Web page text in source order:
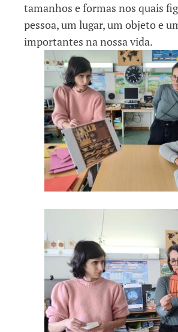
tamanhos e formas nos quais
pessoa, um lugar, um objeto e
importantes na nossa vida.